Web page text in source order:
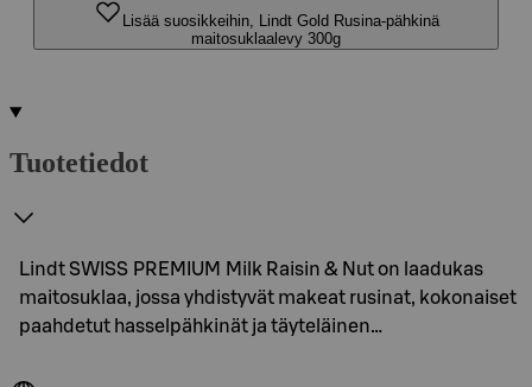
Lisää suosikkeihin, Lindt Gold Rusina-pähkinä
maitosuklaalevy 300g
Tuotetiedot
Lindt SWISS PREMIUM Milk Raisin & Nut on laadukas
maitosuklaa, jossa yhdistyvät makeat rusinat, kokonaiset
paahdetut hasselpähkinät ja täyteläinen…